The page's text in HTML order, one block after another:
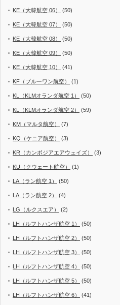
KE（大韓航空 06） (50)
KE（大韓航空 07） (50)
KE（大韓航空 08） (50)
KE（大韓航空 09） (50)
KE（大韓航空 10） (41)
KF（ブルーワン航空） (1)
KL（KLMオランダ航空 1） (50)
KL（KLMオランダ航空 2） (59)
KM（マルタ航空） (7)
KQ（ケニア航空） (3)
KR（カンボジアエアウェイズ） (3)
KU（クウェート航空） (1)
LA（ラン航空 1） (50)
LA（ラン航空 2） (4)
LG（ルクスエア） (2)
LH（ルフトハンザ航空 1） (50)
LH（ルフトハンザ航空 2） (50)
LH（ルフトハンザ航空 3） (50)
LH（ルフトハンザ航空 4） (50)
LH（ルフトハンザ航空 5） (50)
LH（ルフトハンザ航空 6） (41)